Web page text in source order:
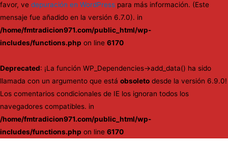
favor, ve depuración en WordPress para más información. (Este
mensaje fue añadido en la versión 6.7.0). in
/home/fmtradicion971.com/public_html/wp-
includes/functions.php on line 6170
Deprecated: ¡La función WP_Dependencies->add_data() ha sido
llamada con un argumento que está obsoleto desde la versión 6.9.0!
Los comentarios condicionales de IE los ignoran todos los
navegadores compatibles. in
/home/fmtradicion971.com/public_html/wp-
includes/functions.php on line 6170